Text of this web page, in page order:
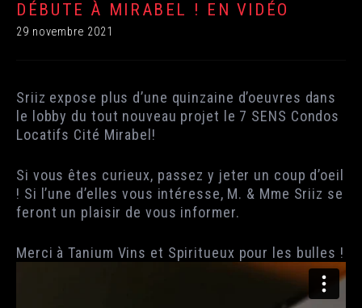
DÉBUTE À MIRABEL ! EN VIDÉO
29 novembre 2021
Sriiz expose plus d’une quinzaine d’oeuvres dans
le lobby du tout nouveau projet le 7 SENS Condos
Locatifs Cité Mirabel!
Si vous êtes curieux, passez y jeter un coup d’oeil
! Si l’une d’elles vous intéresse, M. & Mme Sriiz se
feront un plaisir de vous informer.
Merci à Tanium Vins et Spiritueux pour les bulles !